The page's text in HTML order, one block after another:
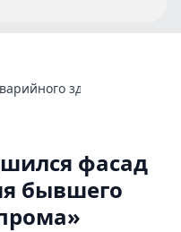
здания
фасад
бывшего